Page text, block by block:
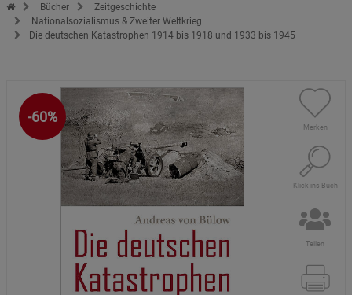
Zur Startseite des Kopp Verlag Online-Shop
Bücher
Zeitgeschichte
Nationalsozialismus & Zweiter Weltkrieg
Die deutschen Katastrophen 1914 bis 1918 und 1933 bis 1945
-60%
Merken
Klick ins Buch
Teilen